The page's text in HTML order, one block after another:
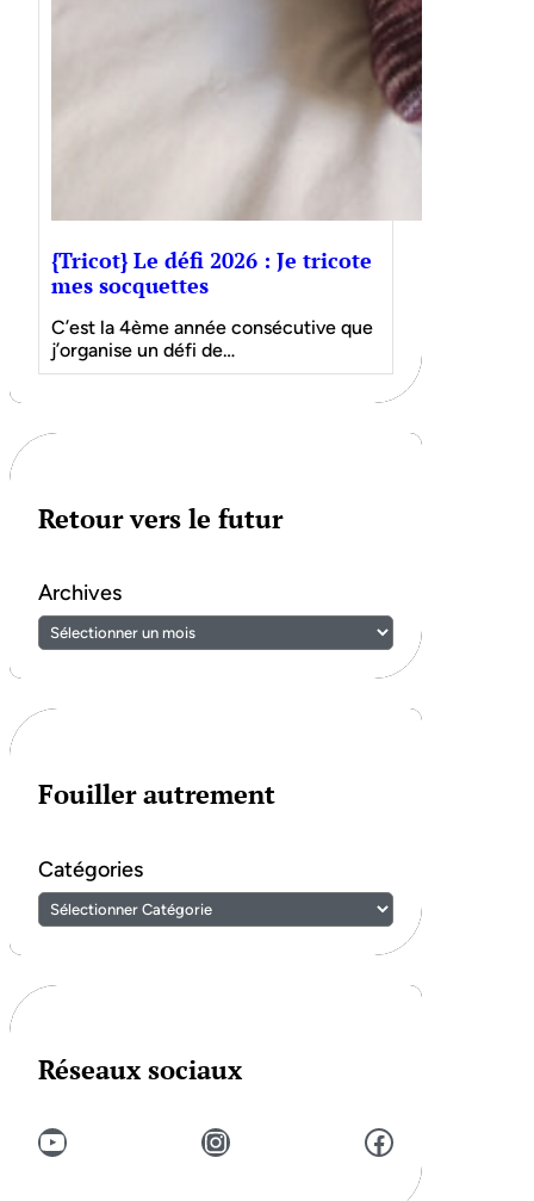
{Tricot} Le défi 2026 : Je tricote
mes socquettes
C’est la 4ème année consécutive que
j’organise un défi de…
Retour vers le futur
Archives
Fouiller autrement
Catégories
Réseaux sociaux
YouTube Instagram Facebook